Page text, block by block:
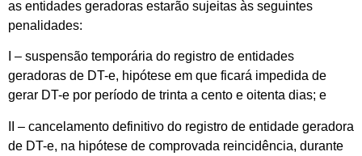
as entidades geradoras estarão sujeitas às seguintes
penalidades:
I – suspensão temporária do registro de entidades
geradoras de DT-e, hipótese em que ficará impedida de
gerar DT-e por período de trinta a cento e oitenta dias; e
II – cancelamento definitivo do registro de entidade geradora
de DT-e, na hipótese de comprovada reincidência, durante